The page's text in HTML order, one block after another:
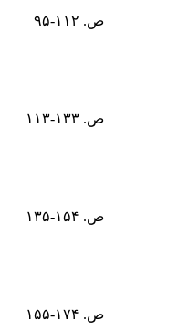
ص. ۱۱۲-۹۵
ص. ۱۳۳-۱۱۳
ص. ۱۵۴-۱۳۵
ص. ۱۷۴-۱۵۵